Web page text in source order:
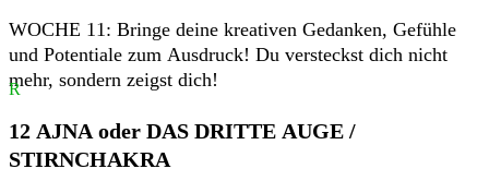
WOCHE 11: Bringe deine kreativen Gedanken, Gefühle
und Potentiale zum Ausdruck! Du versteckst dich nicht
mehr, sondern zeigst dich!
R
12 AJNA oder DAS DRITTE AUGE /
STIRNCHAKRA